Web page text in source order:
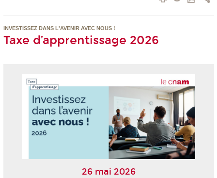
INVESTISSEZ DANS L'AVENIR AVEC NOUS !
Taxe d’apprentissage 2026
26 mai 2026